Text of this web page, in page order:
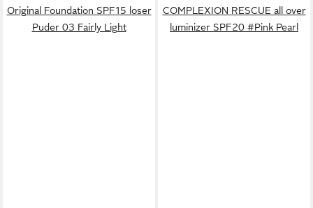
Original Foundation SPF15 loser
Puder 03 Fairly Light
COMPLEXION RESCUE all over
luminizer SPF20 #Pink Pearl